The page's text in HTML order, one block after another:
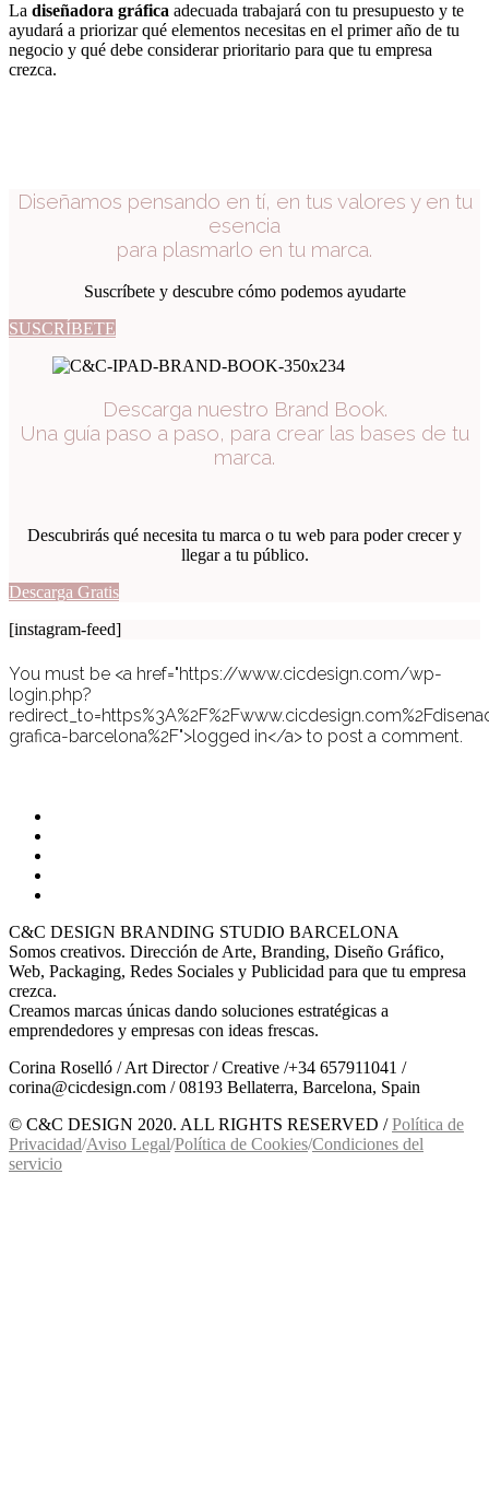
La diseñadora gráfica adecuada trabajará con tu presupuesto y te
ayudará a priorizar qué elementos necesitas en el primer año de tu
negocio y qué debe considerar prioritario para que tu empresa
crezca.
Diseñamos pensando en tí, en tus valores y en tu
esencia
para plasmarlo en tu marca.
Suscríbete y descubre cómo podemos ayudarte
SUSCRÍBETE
Descarga nuestro Brand Book.
Una guía paso a paso, para crear las bases de tu
marca.
Descubrirás qué necesita tu marca o tu web para poder crecer y
llegar a tu público.
Descarga Gratis
[instagram-feed]
You must be <a href="https://www.cicdesign.com/wp-
login.php?
grafica-barcelona%2F">logged in</a> to post a comment.
C&C DESIGN BRANDING STUDIO BARCELONA
Somos creativos. Dirección de Arte, Branding, Diseño Gráfico,
Web, Packaging, Redes Sociales y Publicidad para que tu empresa
crezca.
Creamos marcas únicas dando soluciones estratégicas a
emprendedores y empresas con ideas frescas.
Corina Roselló / Art Director / Creative /+34 657911041 /
corina@cicdesign.com / 08193 Bellaterra, Barcelona, Spain
© C&C DESIGN 2020. ALL RIGHTS RESERVED /Política de
Privacidad/Aviso Legal/Política de Cookies/Condiciones del
servicio